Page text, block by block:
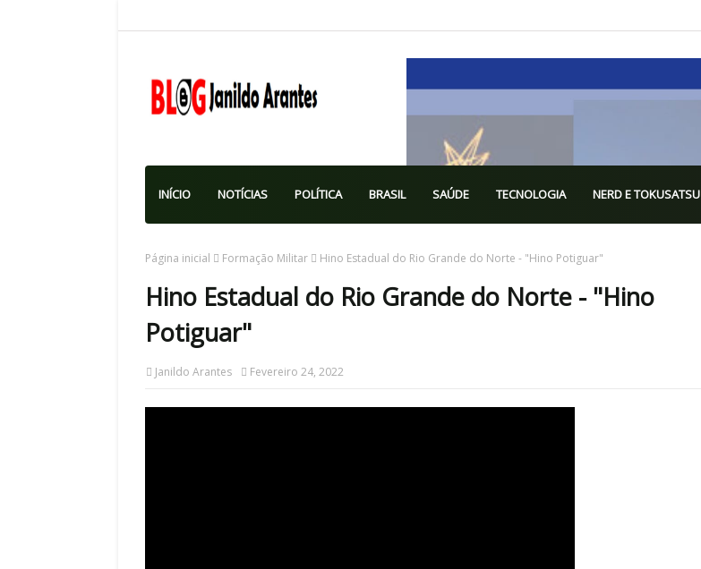
INÍCIO NOTÍCIAS POLÍTICA BRASIL SAÚDE TECNOLOGIA NERD E TOKUSATSU
Página inicial Formação Militar Hino Estadual do Rio Grande do Norte - "Hino Potiguar"
Hino Estadual do Rio Grande do Norte - "Hino
Potiguar"
Janildo Arantes Fevereiro 24, 2022